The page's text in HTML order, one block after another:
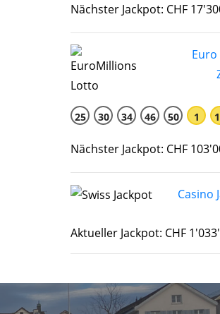
Nächster Jackpot: CHF
25 30 34 46 50 1
Nächster Jackpot: CHF
Casino
Aktueller Jackpot: CHF